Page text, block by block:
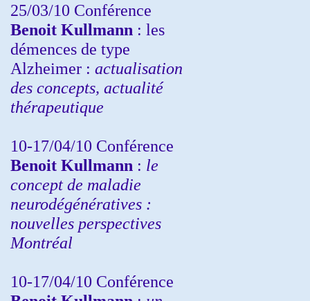
25/03/10 Conférence
Benoit Kullmann : les
démences de type
Alzheimer : actualisation
des concepts, actualité
thérapeutique
10-17/04/10 Conférence
Benoit Kullmann : le
concept de maladie
neurodégénératives :
nouvelles perspectives
Montréal
10-17/04/10 Conférence